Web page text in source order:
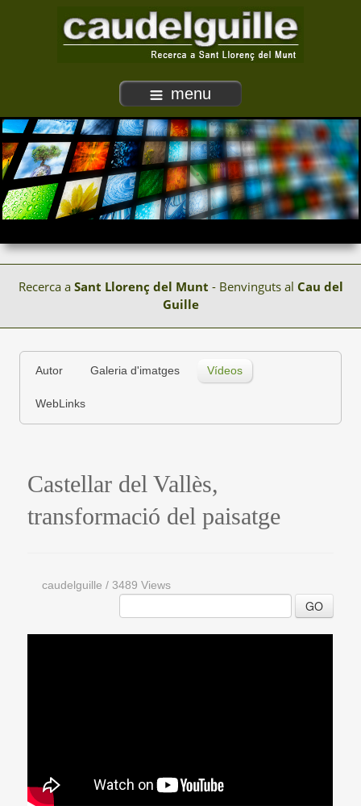
menu
Recerca a Sant Llorenç del Munt - Benvinguts al Cau del
Guille
Autor Galeria d'imatges Vídeos
WebLinks
Castellar del Vallès,
transformació del paisatge
caudelguille / 3489 Views
GO